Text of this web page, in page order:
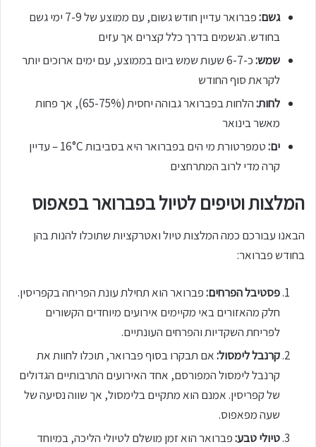
גשם:
פברואר עדיין חודש גשום, עם ממוצע של 7-9 ימי גשם
בחודש. הגשמים בדרך כלל קצרים אך עזים
שמש:
כ-6-7 שעות שמש ביום בממוצע, עם ימים ארוכים יותר
לקראת סוף החודש
לחות:
הלחות בפברואר גבוהה יחסית (65-75%), אך פחות
מאשר בינואר
ים:
טמפרטורת מי הים בפברואר היא בסביבות 16°C – עדיין
קרה מדי לרוב המתרחצים
המלצות וטיפים לטיול בפברואר בפאפוס
הבאנו עבורכם כמה המלצות טיול ואטרקציות שתוכלו להנות בהן
בחודש פברואר:
פסטיבל הפרחים:פברואר הוא תחילת עונת הפריחה בקפריסין.
חלק מהאזורים באי מקיימים אירועים מיוחדים הקשורים
לפריחת השקדיות והפרחים העונתיים.
קרנבל לימסול:אם תבקרו בסוף פברואר, תוכלו לחוות את
קרנבל לימסול המפורסם, אחד האירועים התרבותיים הגדולים
של קפריסין. אמנם הוא מתקיים בלימסול, אך שווה נסיעה של
שעה מפאפוס.
טיולי טבע:פברואר הוא זמן מושלם לטיולי הליכה, במיוחד